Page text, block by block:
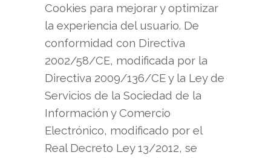
Cookies para mejorar y optimizar
la experiencia del usuario. De
conformidad con Directiva
2002/58/CE, modificada por la
Directiva 2009/136/CE y la Ley de
Servicios de la Sociedad de la
Información y Comercio
Electrónico, modificado por el
Real Decreto Ley 13/2012, se